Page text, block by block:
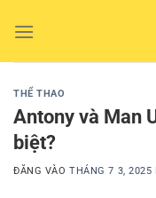
qua
THỂ THAO
Antony và Man
biệt?
ĐĂNG VÀOTHÁNG 7 3, 2025